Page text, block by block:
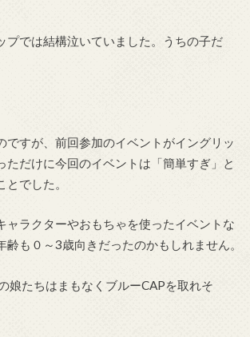
プでは結構泣いていました。うちの子だ
ですが、前回参加のイベントがイングリッ
ただけに今回のイベントは「簡単すぎ」と
でした。
ャラクターやおもちゃを使ったイベントな
齢も０～3歳向きだったのかもしれません。
娘たちはまもなくブルーCAPを取れそ